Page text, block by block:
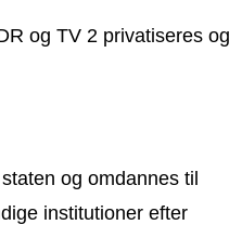
og TV 2 privatiseres og
og omdannes til
institutioner efter